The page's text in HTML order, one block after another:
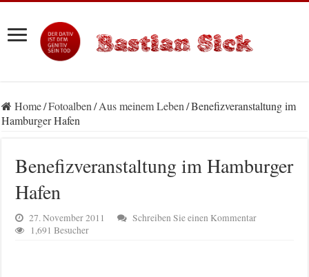
Home/Fotoalben/Aus meinem Leben/Benefizveranstaltung im
Hamburger Hafen
Benefizveranstaltung im Hamburger
Hafen
27. November 2011
Schreiben Sie einen Kommentar
1,691 Besucher